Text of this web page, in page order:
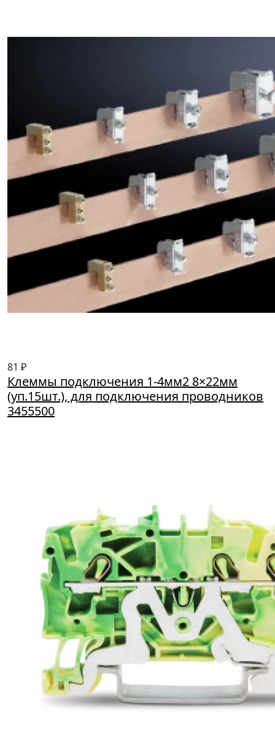
81 ₽
Клеммы подключения 1-4мм2 8×22мм
(уп.15шт.), для подключения проводников
3455500